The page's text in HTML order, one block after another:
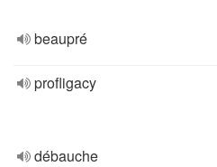
beaupré
profligacy
débauche